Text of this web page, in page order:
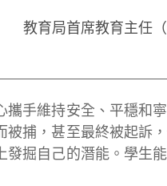
教育局首席教育主任
手維持安全、平穩和
捕，甚至最終被起訴
掘自己的潛能。學生